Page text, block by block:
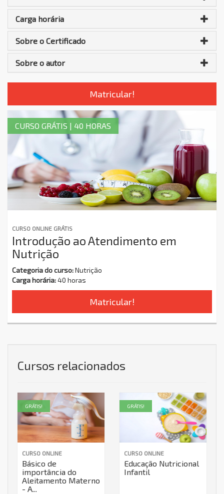
Carga horária
Sobre o Certificado
Sobre o autor
Matricular!
CURSO ONLINE GRÁTIS
Introdução ao Atendimento em
Nutrição
Categoria do curso:Nutrição
Carga horária:40 horas
Matricular!
CURSO GRÁTIS | 40 HORAS
Cursos relacionados
CURSO ONLINE
Básico de
importância do
Aleitamento Materno
- A...
GRÁTIS!
CURSO ONLINE
Educação Nutricional
Infantil
GRÁTIS!